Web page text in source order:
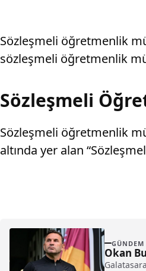
Sözleşmeli öğretmenlik
sözleşmeli öğretmenlik
Sözleşmeli
Sözleşmeli öğretmenlik
altında yer alan
GÜNDEM
Okan